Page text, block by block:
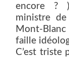
encore ?
ministre
Mont-
faille
C’est triste